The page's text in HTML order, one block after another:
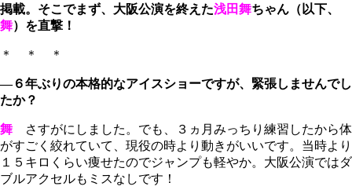
掲載。そこでまず、 大阪公演を終えた浅田舞ちゃん（以下、
舞）を直撃！
＊ ＊ ＊
―６年ぶりの本格的なアイスショーですが、緊張しませんでし
たか？
舞 さすがにしました。でも、３ヵ月みっちり練習したから体
がすごく絞れていて、現役の時より動きがいいです。当時より
１５キロくらい痩せたのでジャンプも軽やか。大阪公演ではダ
ブルアクセルもミスなしです！